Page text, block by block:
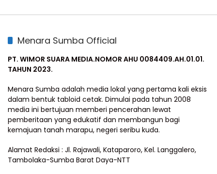
Menara Sumba Official
PT. WIMOR SUARA MEDIA.NOMOR AHU 0084409.AH.01.01.
TAHUN 2023.
Menara Sumba adalah media lokal yang pertama kali eksis
dalam bentuk tabloid cetak. Dimulai pada tahun 2008
media ini bertujuan memberi pencerahan lewat
pemberitaan yang edukatif dan membangun bagi
kemajuan tanah marapu, negeri seribu kuda.
Alamat Redaksi : Jl. Rajawali, Kataparoro, Kel. Langgalero,
Tambolaka-Sumba Barat Daya-NTT